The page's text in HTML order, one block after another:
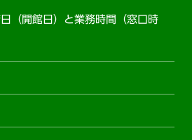
（開館日）と業務時間（窓口時